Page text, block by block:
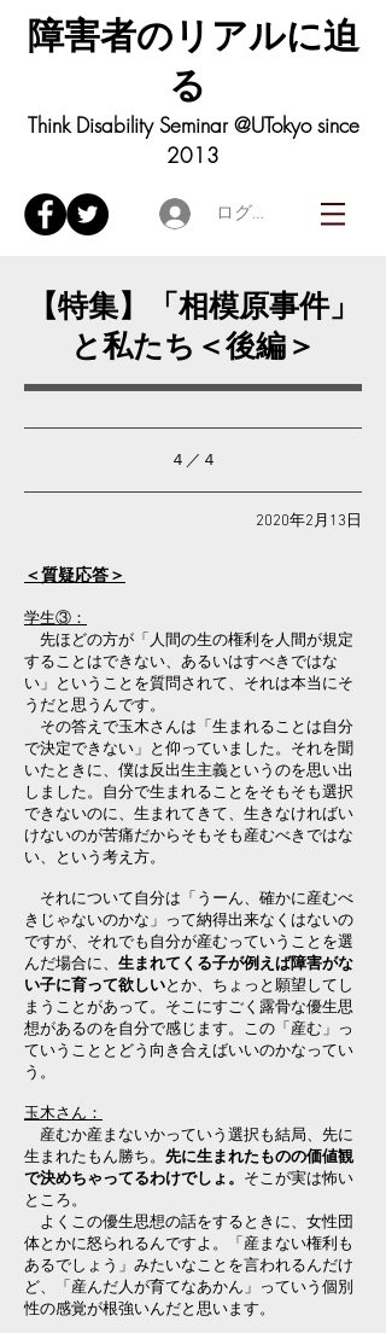
障害者の リアルに迫
る
Think Disability Seminar @UTokyo since
2013
ログイン
​【特集】「相模原事件」
と私たち＜後編＞
​４／４
2020年2月13日
＜質疑応答＞
学生③：
先ほどの方が「人間の生の権利を人間が規定
することはできない、あるいはすべきではな
い」ということを質問されて、それは本当にそ
うだと思うんです。
その答えで玉木さんは「生まれることは自分
で決定できない」と仰っていました。それを聞
いたときに、僕は反出生主義というのを思い出
しました。自分で生まれることをそもそも選択
できないのに、生まれてきて、生きなければい
けないのが苦痛だからそもそも産むべきではな
い、という考え方。
それについて自分は「うーん、確かに産むべ
きじゃないのかな」って納得出来なくはないの
ですが、それでも自分が産むっていうことを選
んだ場合に、 生まれてくる子が例えば障害がな
い子に育って欲しいとか、ちょっと願望してし
まうことがあって。そこにすごく露骨な優生思
想があるのを自分で感じます。この「産む」っ
ていうこととどう向き合えばいいのかなってい
う。
玉木さん：
産むか産まないかっていう選択も結局、先に
生まれたもん勝ち。 先に生まれたものの価値観
で決めちゃってるわけでしょ。 そこが実は怖い
ところ。
よくこの優生思想の話をするときに、女性団
体とかに怒られるんですよ。「産まない権利も
あるでしょう」みたいなことを言われるんだけ
ど、「産んだ人が育てなあかん」っていう個別
性の感覚が根強いんだと思います。